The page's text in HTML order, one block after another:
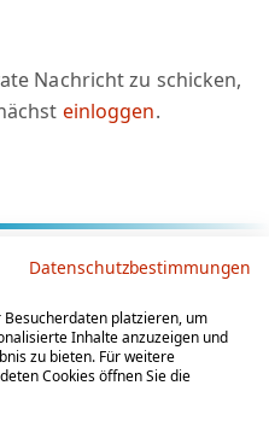
Nachricht zu schicken,
einloggen.
Impressum
Datenschutzbestimmungen
platzieren, um
Inhalte anzuzeigen und
zu bieten. Für weitere
Cookies öffnen Sie die